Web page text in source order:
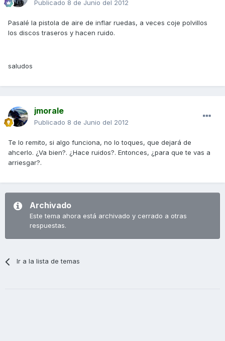
Publicado 8 de Junio del 2012
Pasalé la pistola de aire de inflar ruedas, a veces coje polvillos
los discos traseros y hacen ruido.
saludos
jmorale
Publicado 8 de Junio del 2012
Te lo remito, si algo funciona, no lo toques, que dejará de
ahcerlo. ¿Va bien?. ¿Hace ruidos?. Entonces, ¿para que te vas a
arriesgar?.
Archivado
Este tema ahora está archivado y cerrado a otras
respuestas.
Ir a la lista de temas